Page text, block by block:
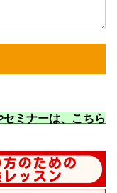
ミナーは、こちら